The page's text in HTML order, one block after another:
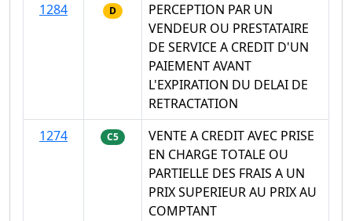
1284
D
PERCEPTION PAR UN
VENDEUR OU PRESTATAIRE
DE SERVICE A CREDIT D'UN
PAIEMENT AVANT
L'EXPIRATION DU DELAI DE
RETRACTATION
1274
C5
VENTE A CREDIT AVEC PRISE
EN CHARGE TOTALE OU
PARTIELLE DES FRAIS A UN
PRIX SUPERIEUR AU PRIX AU
COMPTANT